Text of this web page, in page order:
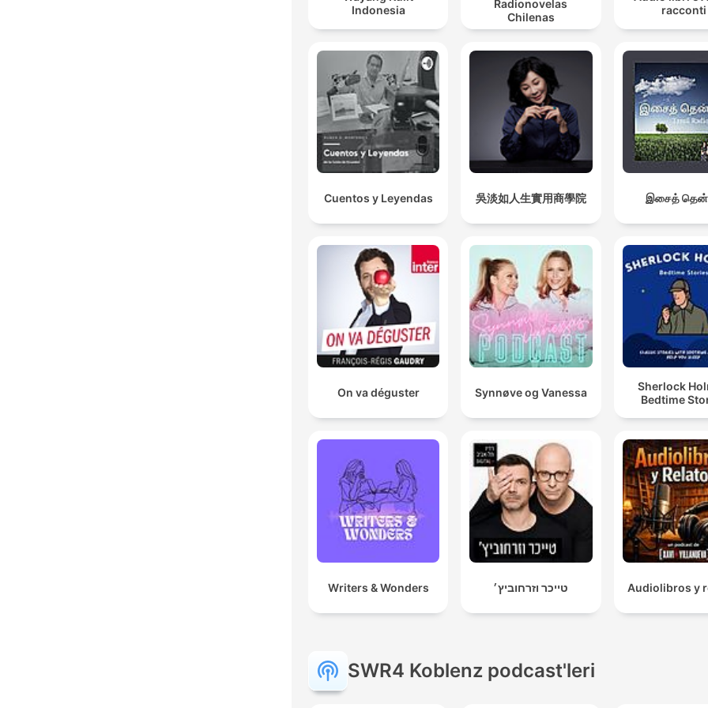
Indonesia
Radionovelas
Chilenas
racconti
Cuentos y Leyendas 吳淡如人生實用商學院 இசைத்
On va déguster Synnøve og Vanessa
Sherlock
Bedtime
Writers & Wonders טייכר וזרחוביץ׳ Audiolibros y
SWR4 Koblenz podcast'leri